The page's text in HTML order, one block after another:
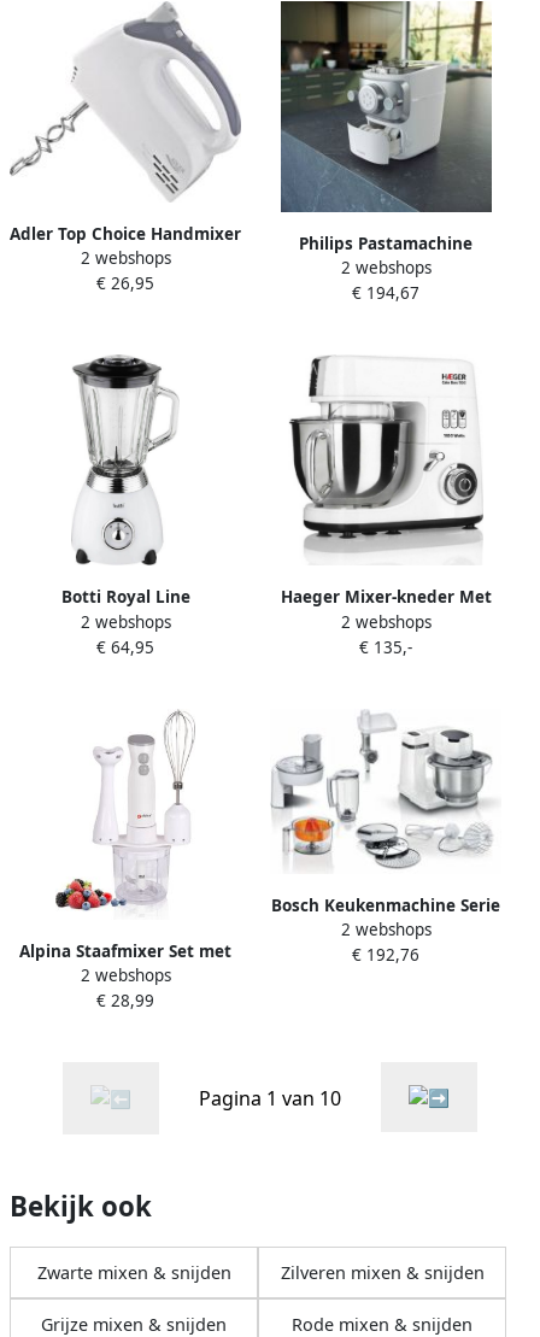
blender Minimix BL165010
Adler Top Choice Handmixer
grijs
2 webshops
€ 26,95
Philips Pastamachine
Pastamaker HR2660 00
Avance Collection inclusief
2 webshops
€ 194,67
Botti Royal Line
professionele blender met 2
snelheden 1.5L elegant en
2 webshops
€ 64,95
Haeger Mixer-kneder Met
Kom Cake Boss 1500 W
2 webshops
€ 135,-
Alpina Staafmixer Set met
Hakmolen Blender en Garde
2 Snelheden 250W RVS Wit
2 webshops
€ 28,99
Bosch Keukenmachine Serie
2 700W 4 snelheden + turbo
Roestvrijstalen mengkom 3
2 webshops
€ 192,76
Pagina 1 van 10
Bekijk ook
Zwarte mixen & snijden Zilveren mixen & snijden
Grijze mixen & snijden Rode mixen & snijden